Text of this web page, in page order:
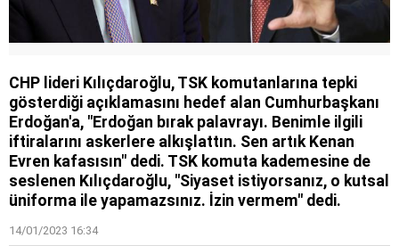
CHP lideri Kılıçdaroğlu, TSK komutanlarına tepki
gösterdiği açıklamasını hedef alan Cumhurbaşkanı
Erdoğan'a, "Erdoğan bırak palavrayı. Benimle ilgili
iftiralarını askerlere alkışlattın. Sen artık Kenan
Evren kafasısın" dedi. TSK komuta kademesine de
seslenen Kılıçdaroğlu, "Siyaset istiyorsanız, o kutsal
üniforma ile yapamazsınız. İzin vermem" dedi.
14/01/2023 16:34